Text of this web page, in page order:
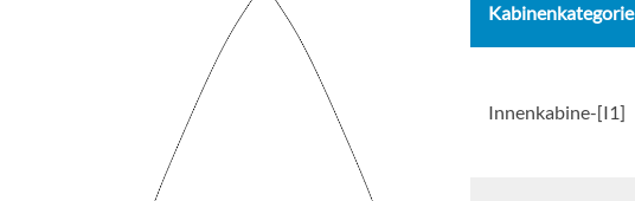
Kabinenkategorie
Innenkabine-[I1]